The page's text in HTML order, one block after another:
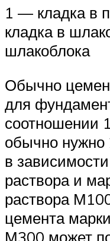
1 — кладка в
кладка в
шлакоблока
Обычно
для
соотношении
обычно нужно
в
раствора и
раствора
цемента
М300 может